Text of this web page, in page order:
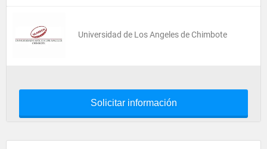
Universidad de Los Angeles de Chimbote
Solicitar información